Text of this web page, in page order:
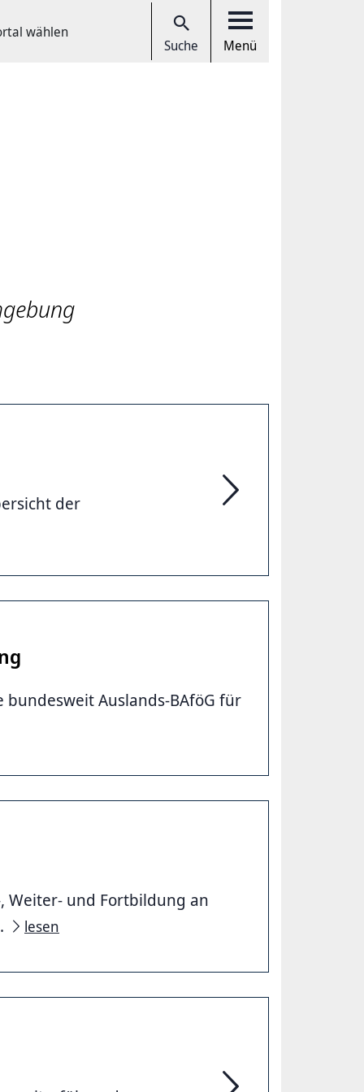
wählen
Suche Menü
der
Auslands-BAföG für
Weiter- und Fortbildung an
lesen